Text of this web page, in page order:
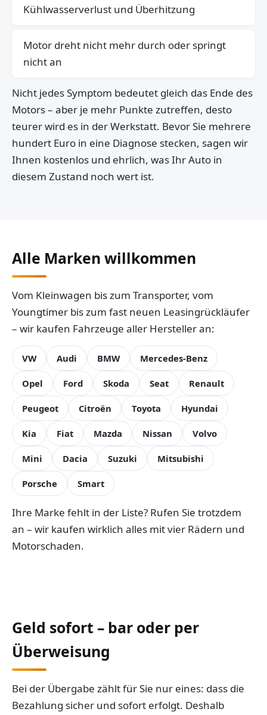
Kühlwasserverlust und Überhitzung
Motor dreht nicht mehr durch oder springt
nicht an
Nicht jedes Symptom bedeutet gleich das Ende des
Motors – aber je mehr Punkte zutreffen, desto
teurer wird es in der Werkstatt. Bevor Sie mehrere
hundert Euro in eine Diagnose stecken, sagen wir
Ihnen kostenlos und ehrlich, was Ihr Auto in
diesem Zustand noch wert ist.
Alle Marken willkommen
Vom Kleinwagen bis zum Transporter, vom
Youngtimer bis zum fast neuen Leasingrückläufer
– wir kaufen Fahrzeuge aller Hersteller an:
VW Audi BMW Mercedes-Benz
Opel Ford Skoda Seat Renault
Peugeot Citroën Toyota Hyundai
Kia Fiat Mazda Nissan Volvo
Mini Dacia Suzuki Mitsubishi
Porsche Smart
Ihre Marke fehlt in der Liste? Rufen Sie trotzdem
an – wir kaufen wirklich alles mit vier Rädern und
Motorschaden.
Geld sofort – bar oder per
Überweisung
Bei der Übergabe zählt für Sie nur eines: dass die
Bezahlung sicher und sofort erfolgt. Deshalb